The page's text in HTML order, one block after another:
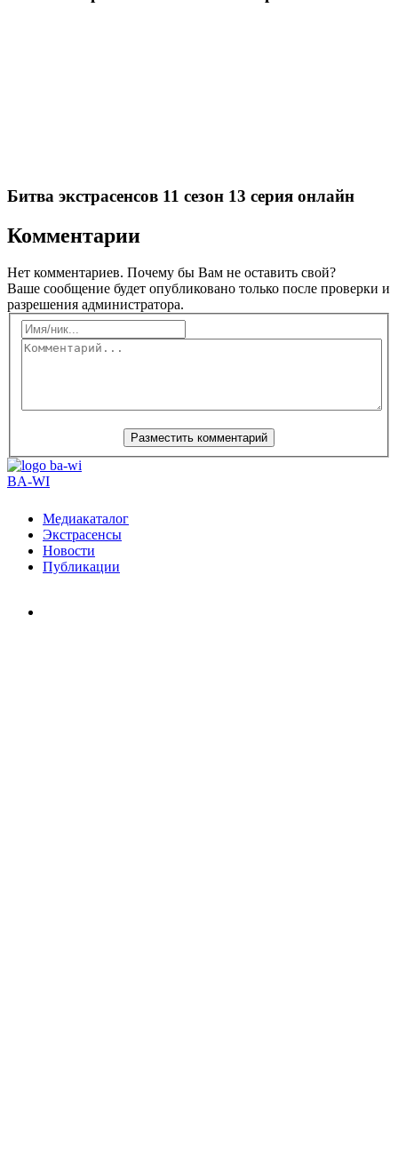
Битва экстрасенсов 11 сезон 13 серия онлайн
Комментарии
Нет комментариев. Почему бы Вам не оставить свой?
Ваше сообщение будет опубликовано только после проверки и
разрешения администратора.
BA-WI
Медиакаталог
Экстрасенсы
Новости
Публикации